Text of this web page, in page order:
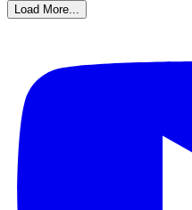
Load More...